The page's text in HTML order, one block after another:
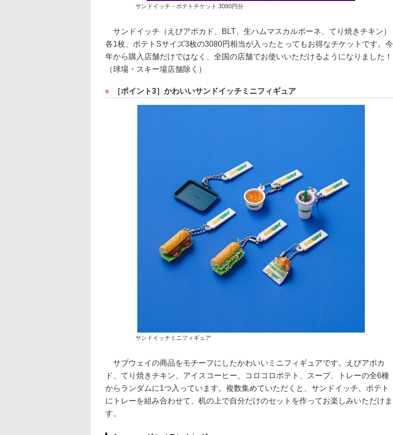
サンドイッチ・ポテトチケット 3080円分
サンドイッチ（えびアボカド、BLT、生ハムマスカルポーネ、てり焼きチキン）
各1枚、ポテトSサイズ3枚の3080円相当が入ったとってもお得なチケットです。今
年から購入店舗だけではなく、全国の店舗でお使いいただけるようになりました！
（球場・スキー場店舗除く）
［ポイント3］かわいいサンドイッチミニフィギュア
サンドイッチミニフィギュア
サブウェイの商品をモチーフにしたかわいいミニフィギュアです。えびアボカ
ド、てり焼きチキン、アイスコーヒー、コロコロポテト、スープ、トレーの全6種
からランダムに1つ入っています。複数集めていただくと、サンドイッチ、ポテト
にトレーを組み合わせて、机の上で自分だけのセットを作ってお楽しみいただけま
す。